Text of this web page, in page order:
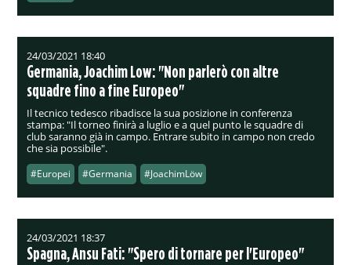
24/03/2021 18:40
Germania, Joachim Low: "Non parlerò con altre
squadre fino a fine Europeo"
Il tecnico tedesco ribadisce la sua posizione in conferenza
stampa: "Il torneo finirà a luglio e a quel punto le squadre di
club saranno già in campo. Entrare subito in campo non credo
che sia possibile".
#Europei #Germania #JoachimLöw
24/03/2021 18:37
Spagna, Ansu Fati: "Spero di tornare per l'Europeo"